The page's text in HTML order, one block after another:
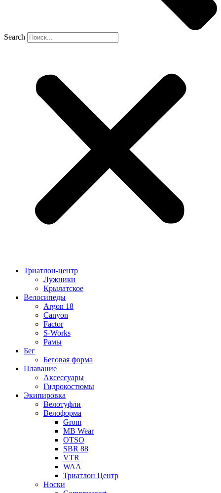
Search
Триатлон-центр
Лужники
Крылатское
Велосипеды
Argon 18
Canyon
Factor
S-Works
Рамы
Бег
Беговая форма
Плавание
Аксессуары
Гидрокостюмы
Экипировка
Велотуфли
Велоформа
Grom
MB Wear
OTSO
SBR 88
VTR
WAA
Триатлон Центр
Носки